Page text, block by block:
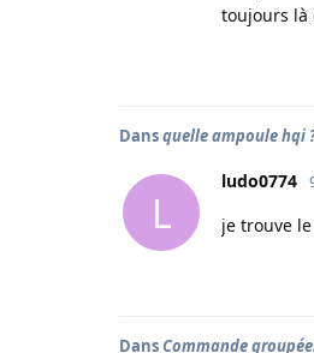
toujours là
Dansquelle ampoule hqi
L
ludo0774
je trouve
DansCommande